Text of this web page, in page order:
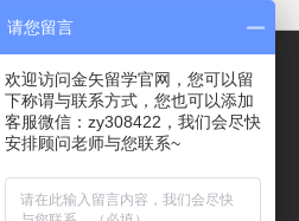
哈尔滨 大连 郑州
请您留言
欢迎访问金矢留学官网，您可以留
下称谓与联系方式，您也可以添加
客服微信：zy308422，我们会尽快
安排顾问老师与您联系~